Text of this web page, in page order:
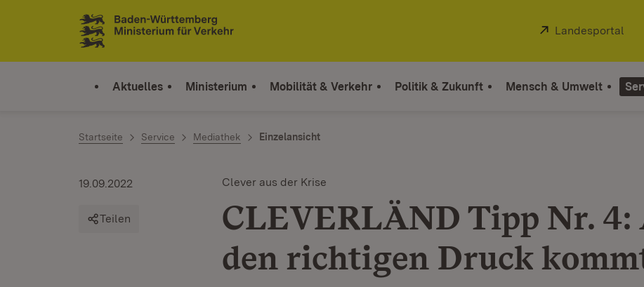
Zum Inhalt springen
Link zur Startseite
Extern:
Landesportal
Aktuelles Ministerium Mobilität & Verkehr Politik & Zukunft Mensch & Umwelt
Startseite Service Mediathek Einzelansicht
Clever aus der Krise
CLEVERLÄND Tipp Nr. 4:
den richtigen Druck
19.09.2022
Teilen